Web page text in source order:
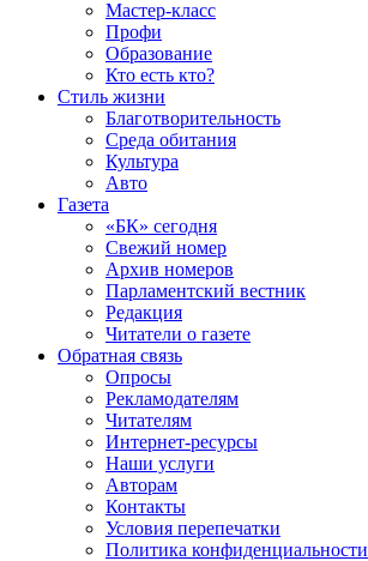
Мастер-класс
Профи
Образование
Кто есть кто?
Стиль жизни
Благотворительность
Среда обитания
Культура
Авто
Газета
«БК» сегодня
Свежий номер
Архив номеров
Парламентский вестник
Редакция
Читатели о газете
Обратная связь
Опросы
Рекламодателям
Читателям
Интернет-ресурсы
Наши услуги
Авторам
Контакты
Условия перепечатки
Политика конфиденциальности